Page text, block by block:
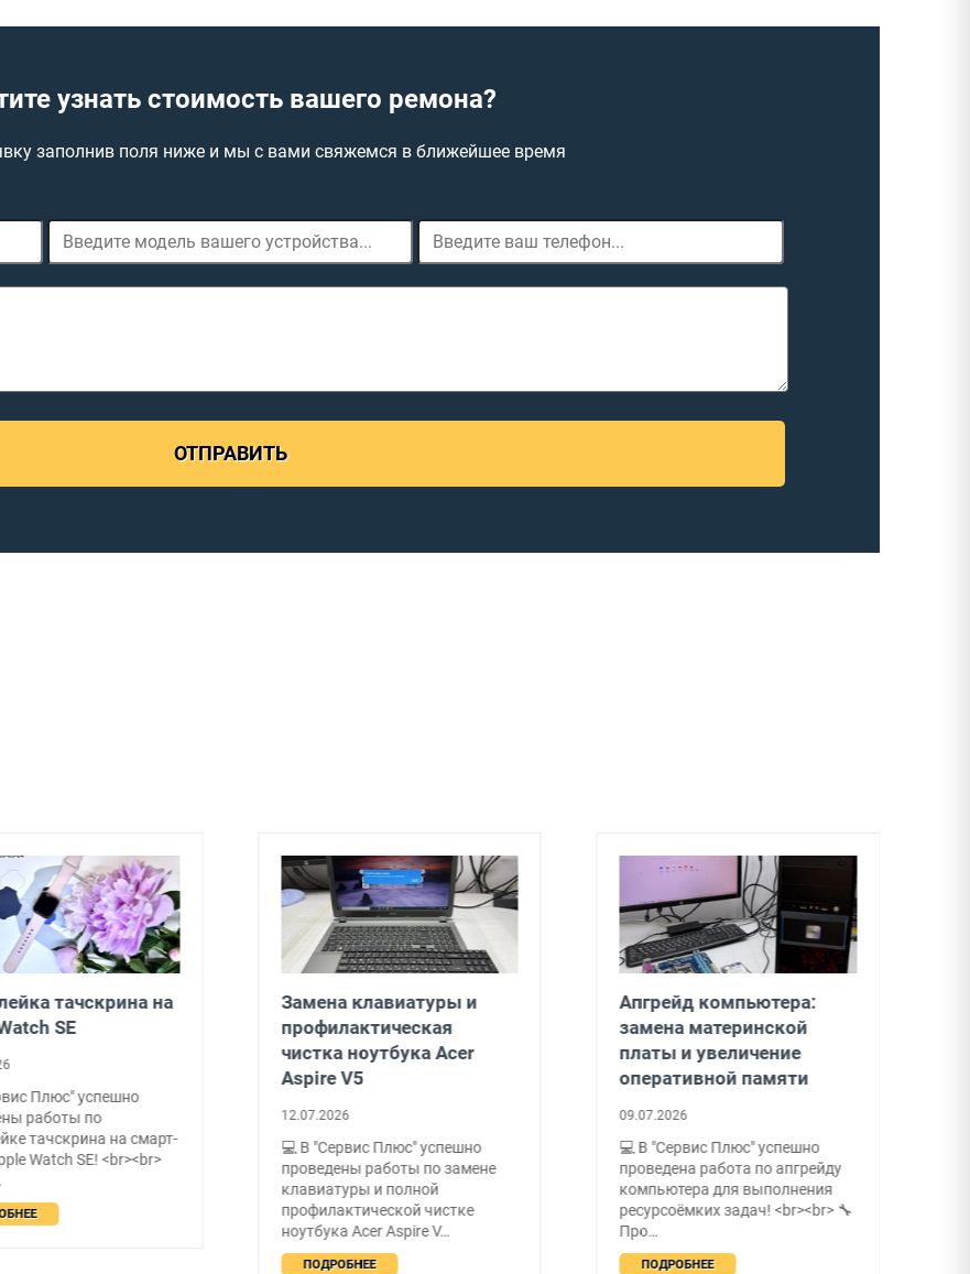
узнать стоимость вашего ремона?
заполнив поля ниже и мы с вами свяжемся в ближейшее время
ОТПРАВИТЬ
тачскрина на
SE
Плюс" успешно
работы по
тачскрина на смарт-
Watch SE! <br><br>
Замена клавиатуры и
профилактическая
чистка ноутбука Acer
Aspire V5
12.07.2026
💻 В "Сервис Плюс" успешно
проведены работы по замене
клавиатуры и полной
профилактической чистке
ноутбука Acer Aspire V…
ПОДРОБНЕЕ
Апгрейд компьютера:
замена материнской
платы и увеличение
оперативной памяти
09.07.2026
💻 В "Сервис Плюс" успешно
проведена работа по апгрейду
компьютера для выполнения
ресурсоёмких задач! <br><br> 🔧
Про…
ПОДРОБНЕЕ